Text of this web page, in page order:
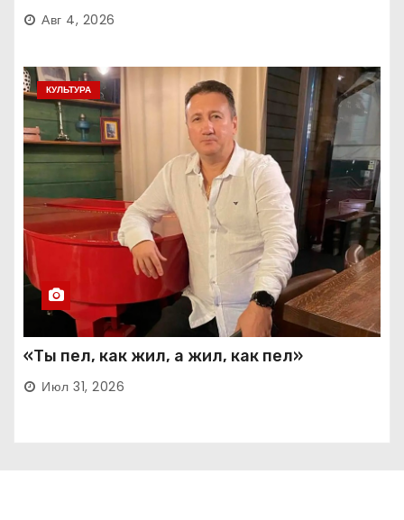
Авг 4, 2026
КУЛЬТУРА
«Ты пел, как жил, а жил, как пел»
Июл 31, 2026